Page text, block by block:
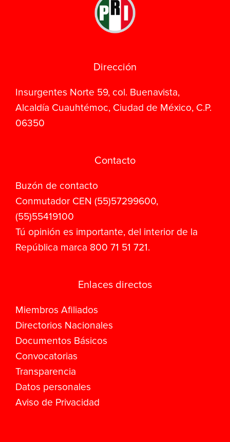
Dirección
Insurgentes Norte 59, col. Buenavista,
Alcaldía Cuauhtémoc, Ciudad de México, C.P.
06350
Contacto
Buzón de contacto
Conmutador CEN (55)57299600,
(55)55419100
Tú opinión es importante, del interior de la
República marca 800 71 51 721.
Enlaces directos
Miembros Afiliados
Directorios Nacionales
Documentos Básicos
Convocatorias
Transparencia
Datos personales
Aviso de Privacidad